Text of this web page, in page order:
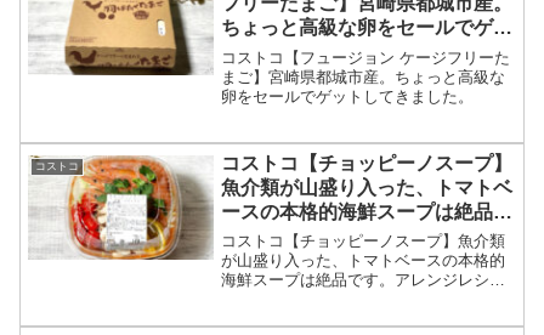
ちょっと高級な卵をセールでゲッ
トしてきました。
コストコ【フュージョン ケージフリーた
まご】宮崎県都城市産。ちょっと高級な
卵をセールでゲットしてきました。
コストコ
コストコ【チョッピーノスープ】
魚介類が山盛り入った、トマトベ
ースの本格的海鮮スープは絶品で
す。
コストコ【チョッピーノスープ】魚介類
が山盛り入った、トマトベースの本格的
海鮮スープは絶品です。アレンジレシピ